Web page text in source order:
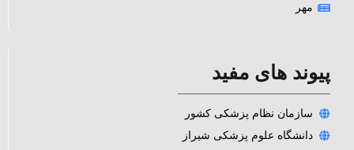
مهر
پیوند های مفید
سازمان نظام پزشکی کشور
دانشگاه علوم پزشکی شیراز